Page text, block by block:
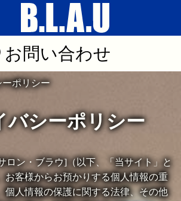
お問い合わせ
ポリシー
バシーポリシー
ロン・ブラウ]（以下、「当サイト」と
お客様からお預かりする個人情報の重
個人情報の保護に関する法律、その他